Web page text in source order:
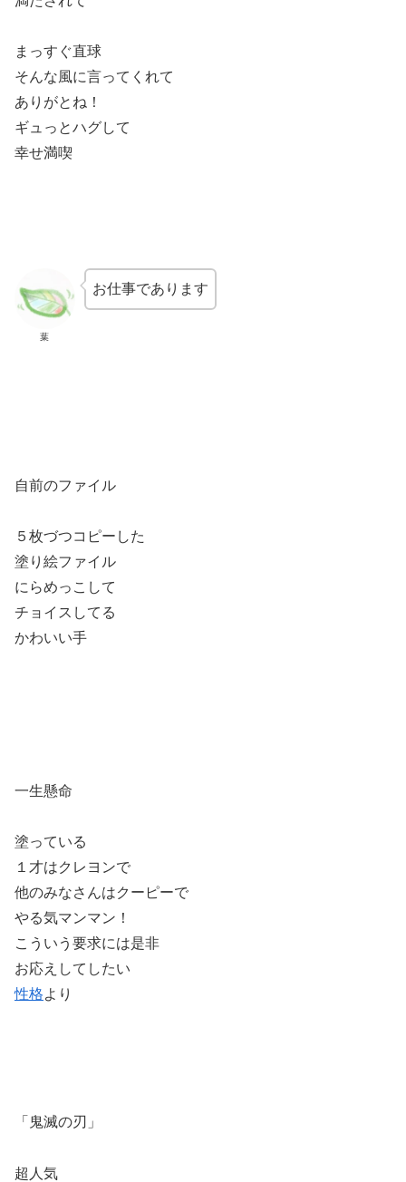
まっすぐ直球
そんな風に言ってくれて
ありがとね！
ギュっとハグして
幸せ満喫
葉
お仕事であります
自前のファイル
５枚づつコピーした
塗り絵ファイル
にらめっこして
チョイスしてる
かわいい手
一生懸命
塗っている
１才はクレヨンで
他のみなさんはクーピーで
やる気マンマン！
こういう要求には是非
お応えしてしたい
性格より
「鬼滅の刃」
超人気